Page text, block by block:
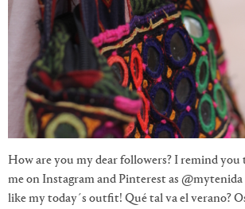
How are you my dear followers? I remind
me on Instagram and Pinterest as
like my today´s outfit! Qué tal va el verano?